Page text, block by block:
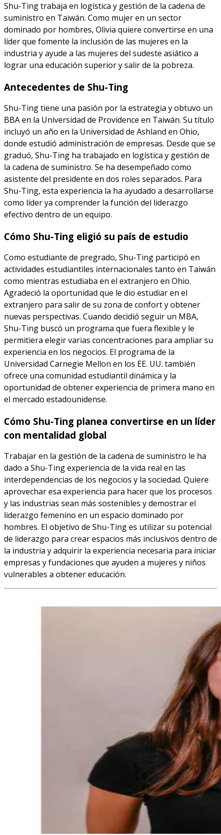
Shu-Ting trabaja en logística y gestión de la cadena de
suministro en Taiwán. Como mujer en un sector
dominado por hombres, Olivia quiere convertirse en una
líder que fomente la inclusión de las mujeres en la
industria y ayude a las mujeres del sudeste asiático a
lograr una educación superior y salir de la pobreza.
Antecedentes de Shu-Ting
Shu-Ting tiene una pasión por la estrategia y obtuvo un
BBA en la Universidad de Providence en Taiwán. Su título
incluyó un año en la Universidad de Ashland en Ohio,
donde estudió administración de empresas. Desde que se
graduó, Shu-Ting ha trabajado en logística y gestión de
la cadena de suministro. Se ha desempeñado como
asistente del presidente en dos roles separados. Para
Shu-Ting, esta experiencia la ha ayudado a desarrollarse
como líder ya comprender la función del liderazgo
efectivo dentro de un equipo.
Cómo Shu-Ting eligió su país de estudio
Como estudiante de pregrado, Shu-Ting participó en
actividades estudiantiles internacionales tanto en Taiwán
como mientras estudiaba en el extranjero en Ohio.
Agradeció la oportunidad que le dio estudiar en el
extranjero para salir de su zona de confort y obtener
nuevas perspectivas. Cuando decidió seguir un MBA,
Shu-Ting buscó un programa que fuera flexible y le
permitiera elegir varias concentraciones para ampliar su
experiencia en los negocios. El programa de la
Universidad Carnegie Mellon en los EE. UU. también
ofrece una comunidad estudiantil dinámica y la
oportunidad de obtener experiencia de primera mano en
el mercado estadounidense.
Cómo Shu-Ting planea convertirse en un líder
con mentalidad global
Trabajar en la gestión de la cadena de suministro le ha
dado a Shu-Ting experiencia de la vida real en las
interdependencias de los negocios y la sociedad. Quiere
aprovechar esa experiencia para hacer que los procesos
y las industrias sean más sostenibles y demostrar el
liderazgo femenino en un espacio dominado por
hombres. El objetivo de Shu-Ting es utilizar su potencial
de liderazgo para crear espacios más inclusivos dentro de
la industria y adquirir la experiencia necesaria para iniciar
empresas y fundaciones que ayuden a mujeres y niños
vulnerables a obtener educación.